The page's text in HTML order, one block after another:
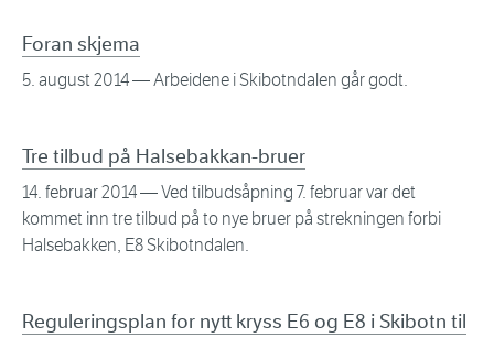
Foran skjema
5. august 2014— Arbeidene i Skibotndalen går godt.
Tre tilbud på Halsebakkan-bruer
14. februar 2014— Ved tilbudsåpning 7. februar var det
kommet inn tre tilbud på to nye bruer på strekningen forbi
Halsebakken, E8 Skibotndalen.
Reguleringsplan for nytt kryss E6 og E8 i Skibotn til